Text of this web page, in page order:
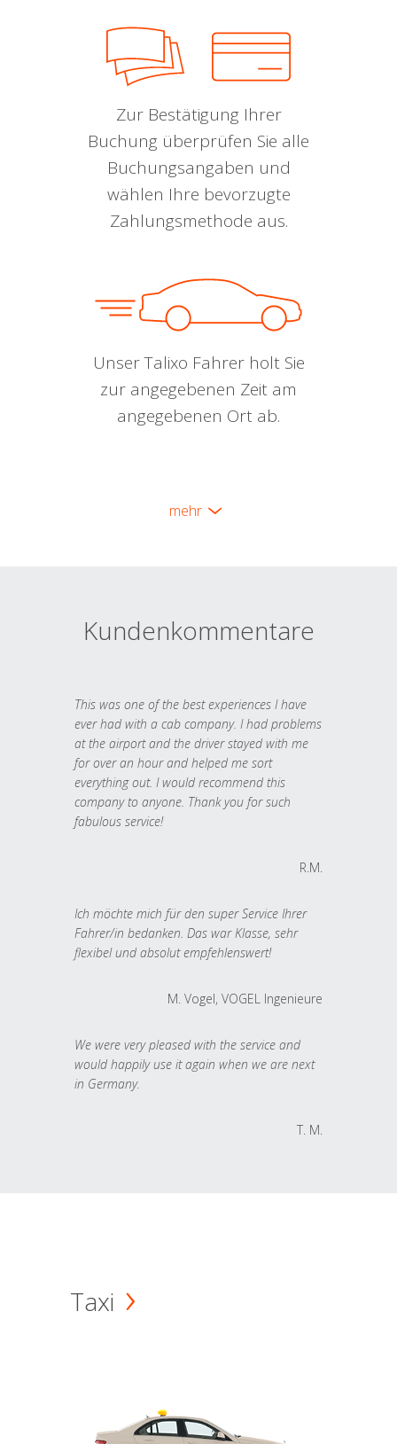
Zur Bestätigung Ihrer
Buchung überprüfen Sie alle
Buchungsangaben und
wählen Ihre bevorzugte
Zahlungsmethode aus.
Unser Talixo Fahrer holt Sie
zur angegebenen Zeit am
angegebenen Ort ab.
mehr
Kundenkommentare
This was one of the best experiences I have
ever had with a cab company. I had problems
at the airport and the driver stayed with me
for over an hour and helped me sort
everything out. I would recommend this
company to anyone. Thank you for such
fabulous service!
R.M.
Ich möchte mich für den super Service Ihrer
Fahrer/in bedanken. Das war Klasse, sehr
flexibel und absolut empfehlenswert!
M. Vogel, VOGEL Ingenieure
We were very pleased with the service and
would happily use it again when we are next
in Germany.
T. M.
Taxi